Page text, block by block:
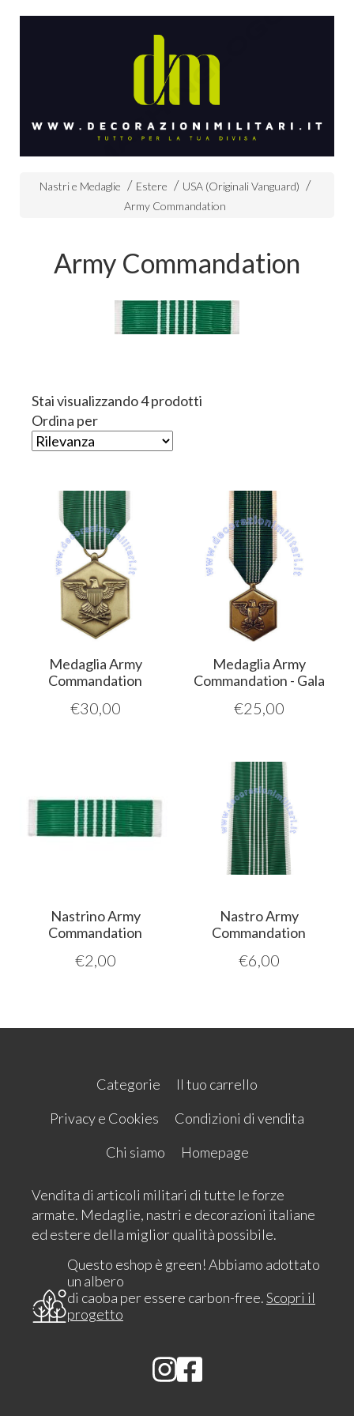
Nastri e Medaglie Estere
USA (Originali Vanguard)
Army Commandation
Army Commandation
Stai visualizzando 4 prodotti
Ordina per
Medaglia Army
Commandation
€30,00
Medaglia Army
Commandation - Gala
€25,00
Nastrino Army
Commandation
€2,00
Nastro Army
Commandation
€6,00
Categorie
Il tuo carrello
Privacy e Cookies
Condizioni di vendita
Chi siamo
Homepage
Vendita di articoli militari di tutte le forze
armate. Medaglie, nastri e decorazioni italiane
ed estere della miglior qualità possibile.
Questo eshop è green! Abbiamo adottato
un albero
di caoba per essere carbon-free.Scopri il
progetto